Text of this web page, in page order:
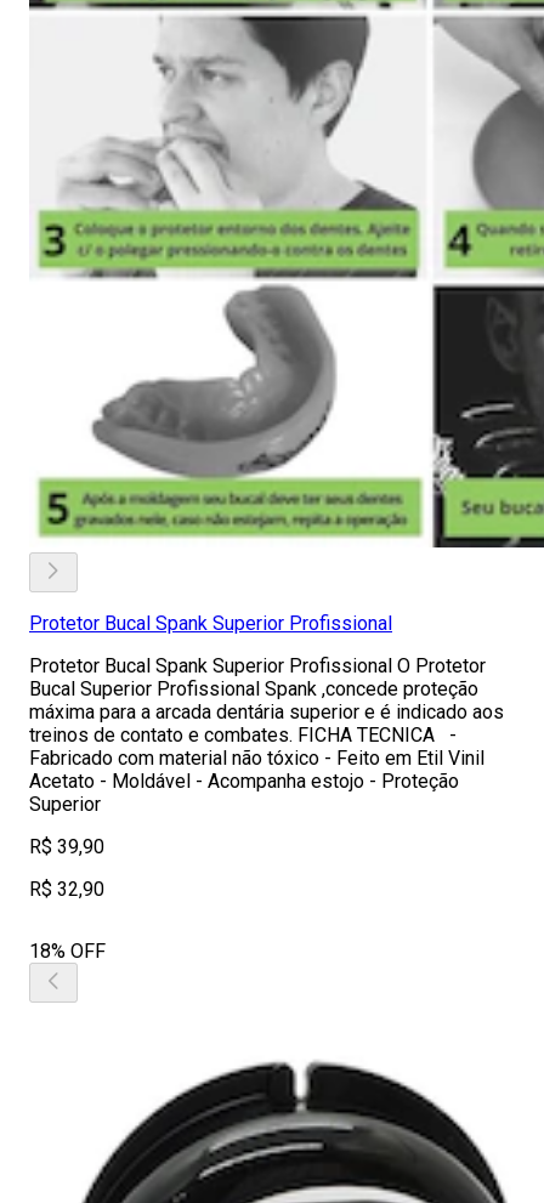
Protetor Bucal Spank Superior Profissional
Protetor Bucal Spank Superior Profissional O Protetor
Bucal Superior Profissional Spank ,concede proteção
máxima para a arcada dentária superior e é indicado aos
treinos de contato e combates. FICHA TECNICA -
Fabricado com material não tóxico - Feito em Etil Vinil
Acetato - Moldável - Acompanha estojo - Proteção
Superior
R$ 39,90
R$ 32,90
18% OFF